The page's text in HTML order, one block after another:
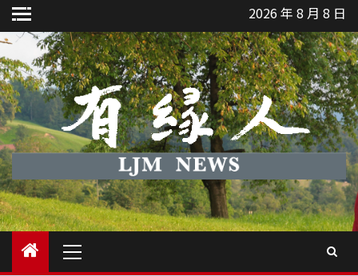
Skip
to
content
2026 年 8 月 8 日
Menu